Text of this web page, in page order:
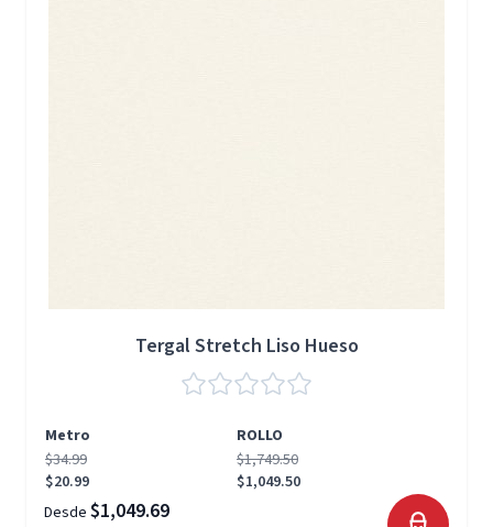
Tergal Stretch Liso Hueso
Metro
ROLLO
$34.99
$20.99
$1,749.50
$1,049.50
Desde $1,049.69